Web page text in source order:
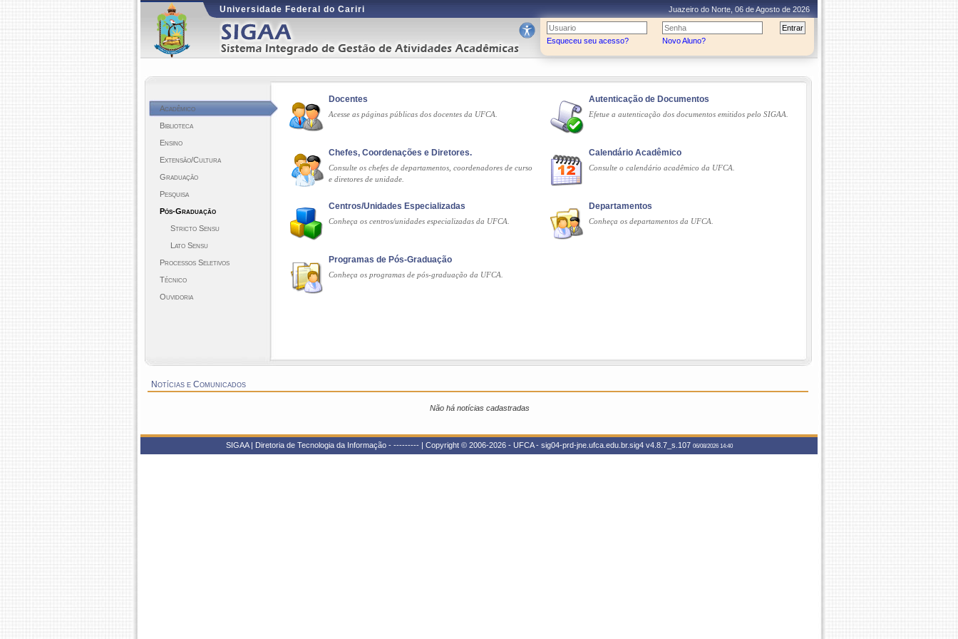
Universidade Federal do Cariri Juazeiro do Norte, 06 de Agosto de 2026
Esqueceu seu acesso? Novo Aluno?
Acadêmico
Biblioteca
Ensino
Extensão/Cultura
Graduação
Pesquisa
Pós-Graduação
Stricto Sensu
Lato Sensu
Processos Seletivos
Técnico
Ouvidoria
Docentes
Acesse as páginas públicas dos docentes da UFCA.
Autenticação de Documentos
Efetue a autenticação dos documentos emitidos pelo SIGAA.
Chefes, Coordenações e Diretores.
Consulte os chefes de departamentos, coordenadores de curso
e diretores de unidade.
Calendário Acadêmico
Consulte o calendário acadêmico da UFCA.
Centros/Unidades Especializadas
Conheça os centros/unidades especializadas da UFCA.
Departamentos
Conheça os departamentos da UFCA.
Programas de Pós-Graduação
Conheça os programas de pós-graduação da UFCA.
Notícias e Comunicados
Não há notícias cadastradas
SIGAA | Diretoria de Tecnologia da Informação - --------- | Copyright © 2006-2026 - UFCA - sig04-prd-jne.ufca.edu.br.sig4 v4.8.7_s.107 06/08/2026 14:40